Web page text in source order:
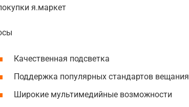
я.маркет
Качественная подсветка
Поддержка популярных стандартов вещания
Широкие мультимедийные возможности